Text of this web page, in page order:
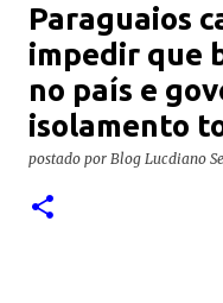
Paraguaios
impedir que
no país e
isolamento
postado por Blog Lucdiano